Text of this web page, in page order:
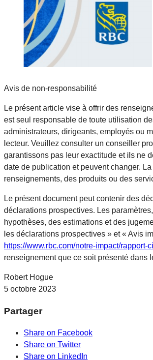
Avis de non-responsabilité
Le présent article vise à offrir des
est seul responsable de toute utilisation
administrateurs, dirigeants, employés ou
lecteur. Veuillez consulter un conseiller
garantissons pas leur exactitude et ils ne
date de publication et peuvent changer.
renseignements, des produits ou des
Le présent document peut contenir des
déclarations prospectives. Les
hypothèses, des estimations et des
les déclarations prospectives » et « Avis
https://www.rbc.com/notre-impact/
renseignement que ce soit présenté dans
Robert Hogue
5 octobre 2023
Partager
Share on Facebook
Share on Twitter
Share on LinkedIn